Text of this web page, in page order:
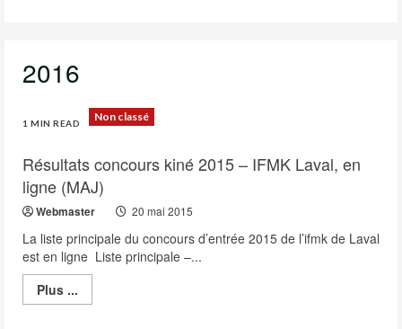
2016
1 MIN READ Non classé
Résultats concours kiné 2015 – IFMK Laval, en
ligne (MAJ)
Webmaster 20 mai 2015
La liste principale du concours d’entrée 2015 de l’ifmk de Laval
est en ligne Liste principale –...
Plus ...
more